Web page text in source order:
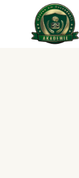
springen